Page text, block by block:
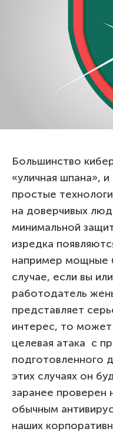
Большинство
«уличная шпана»,
простые
на доверчивых
минимальной
изредка
например мощные
случае, если вы
работодатель
представляет
интерес, то может
целевая атака с
подготовленного
этих случаях он
заранее проверен
обычным
наших